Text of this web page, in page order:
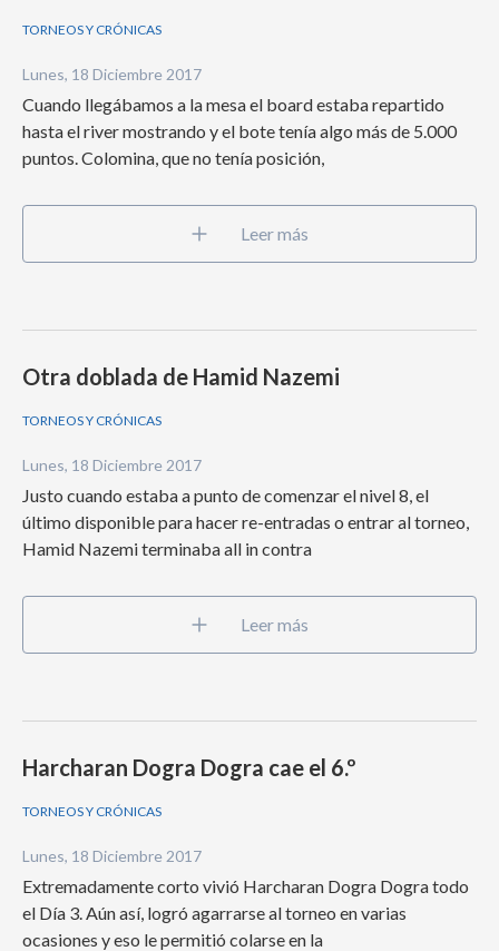
TORNEOS Y CRÓNICAS
Lunes, 18 Diciembre 2017
Cuando llegábamos a la mesa el board estaba repartido
hasta el river mostrando y el bote tenía algo más de 5.000
puntos. Colomina, que no tenía posición,
Leer más
Otra doblada de Hamid Nazemi
TORNEOS Y CRÓNICAS
Lunes, 18 Diciembre 2017
Justo cuando estaba a punto de comenzar el nivel 8, el
último disponible para hacer re-entradas o entrar al torneo,
Hamid Nazemi terminaba all in contra
Leer más
Harcharan Dogra Dogra cae el 6.º
TORNEOS Y CRÓNICAS
Lunes, 18 Diciembre 2017
Extremadamente corto vivió Harcharan Dogra Dogra todo
el Día 3. Aún así, logró agarrarse al torneo en varias
ocasiones y eso le permitió colarse en la